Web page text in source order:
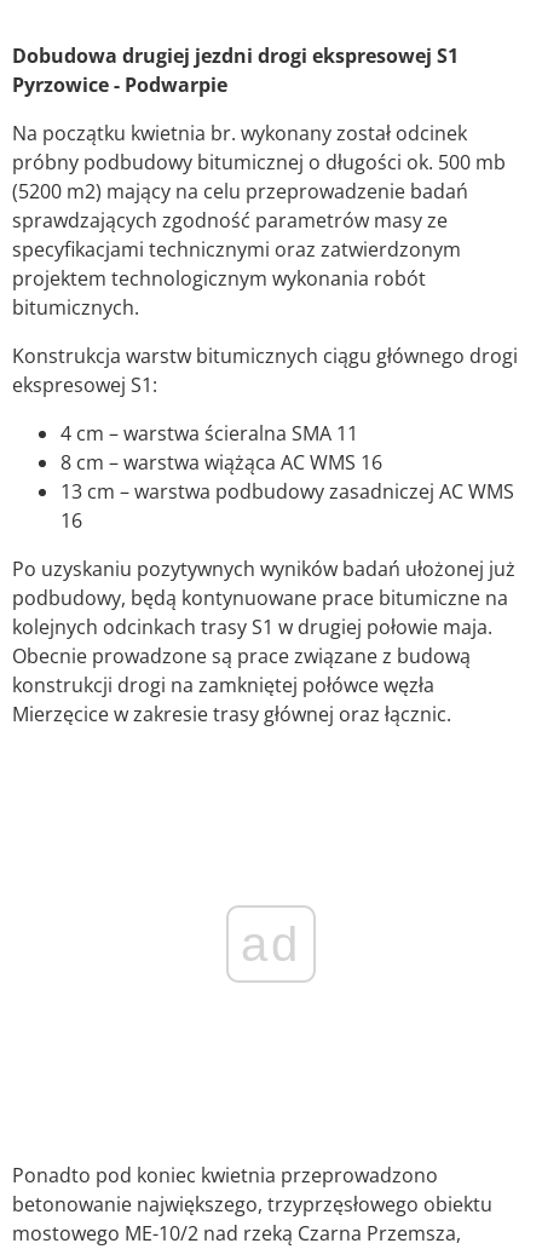
Dobudowa drugiej jezdni drogi ekspresowej S1
Pyrzowice - Podwarpie
Na początku kwietnia br. wykonany został odcinek
próbny podbudowy bitumicznej o długości ok. 500 mb
(5200 m2) mający na celu przeprowadzenie badań
sprawdzających zgodność parametrów masy ze
specyfikacjami technicznymi oraz zatwierdzonym
projektem technologicznym wykonania robót
bitumicznych.
Konstrukcja warstw bitumicznych ciągu głównego drogi
ekspresowej S1:
4 cm – warstwa ścieralna SMA 11
8 cm – warstwa wiążąca AC WMS 16
13 cm – warstwa podbudowy zasadniczej AC WMS
16
Po uzyskaniu pozytywnych wyników badań ułożonej już
podbudowy, będą kontynuowane prace bitumiczne na
kolejnych odcinkach trasy S1 w drugiej połowie maja.
Obecnie prowadzone są prace związane z budową
konstrukcji drogi na zamkniętej połówce węzła
Mierzęcice w zakresie trasy głównej oraz łącznic.
ad
Ponadto pod koniec kwietnia przeprowadzono
betonowanie największego, trzyprzęsłowego obiektu
mostowego ME-10/2 nad rzeką Czarna Przemsza,